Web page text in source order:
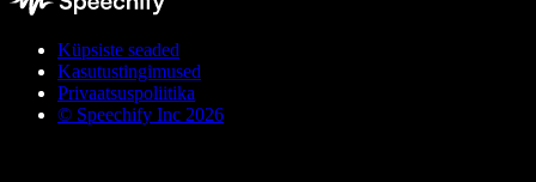
Küpsiste seaded
Kasutustingimused
Privaatsuspoliitika
© Speechify Inc 2026